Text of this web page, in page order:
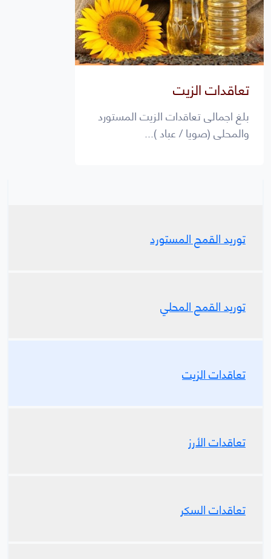
توريد القمح المستورد
توريد القمح المحلي
تعاقدات الزيت
تعاقدات الأرز
تعاقدات السكر
تعاقدات الزيت
بلغ اجمالى تعاقدات الزيت المستورد
والمحلى (صويا / عباد )...